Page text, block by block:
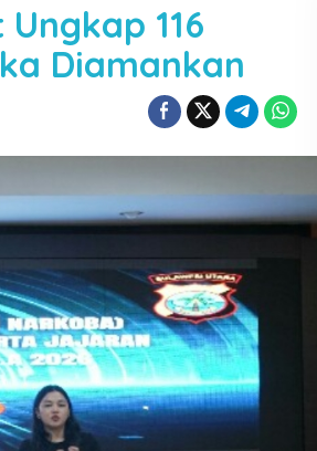
116
Diamankan